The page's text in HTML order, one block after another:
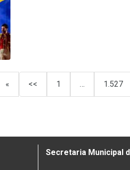
« << 1 … 1.527
Secretaria Municipal